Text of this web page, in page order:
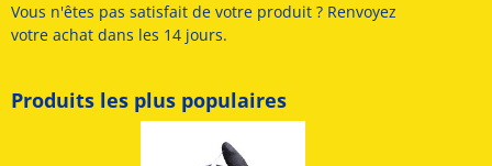
Vous n'êtes pas satisfait de votre produit ? Renvoyez
votre achat dans les 14 jours.
Produits les plus populaires